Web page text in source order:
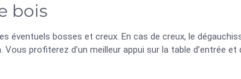
bois
éventuels bosses et creux. En cas de creux, le
profiterez d’un meilleur appui sur la table d’entrée et